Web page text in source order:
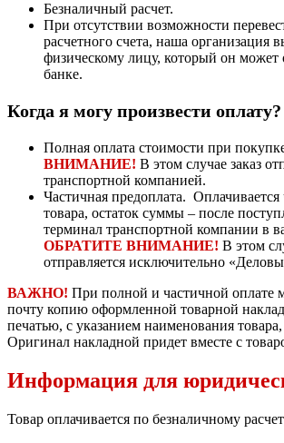
Безналичный расчет.
При отсутствии возможности
расчетного счета, наша организация
физическому лицу, который он может
банке.
Когда я могу произвести оплату?
Полная оплата стоимости при
ВНИМАНИЕ! В этом случае заказ
транспортной компанией.
Частичная предоплата. Оплачивается
товара, остаток суммы – после
терминал транспортной компании в
ОБРАТИТЕ ВНИМАНИЕ! В этом
отправляется исключительно
ВАЖНО! При полной и частичной
почту копию оформленной товарной
печатью, с указанием наименования
Оригинал накладной придет вместе с
Информация для
Товар оплачивается по безналичному